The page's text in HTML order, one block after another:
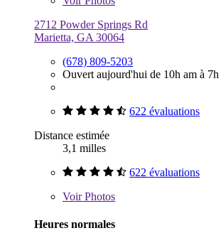
2712 Powder Springs Rd
Marietta, GA 30064
(678) 809-5203
Ouvert aujourd'hui de 10h am à
622 évaluations
Distance estimée
3,1 milles
622 évaluations
VoirPhotos
Heures normales